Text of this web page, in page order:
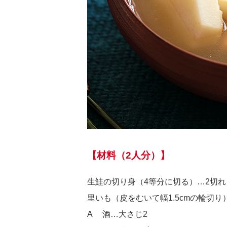
【材料（2人分）】
生鮭の切り身（4等分に切る）…2切れ
里いも（皮をむいて幅1.5cmの輪切
A 酒…大さじ2